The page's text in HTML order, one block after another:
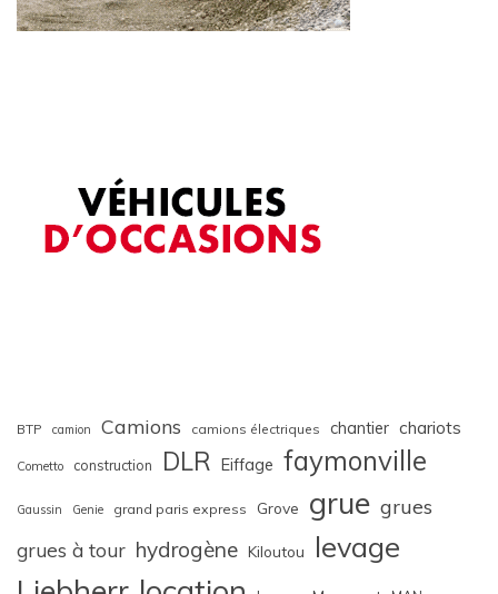
BTP camion Camions camions électriques chantier chariots
Cometto construction DLR Eiffage faymonville
Gaussin Genie grand paris express Grove grue grues
grues à tour hydrogène Kiloutou levage